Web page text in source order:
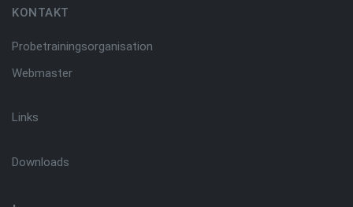
KONTAKT
Probetrainingsorganisation
Webmaster
Links
Downloads